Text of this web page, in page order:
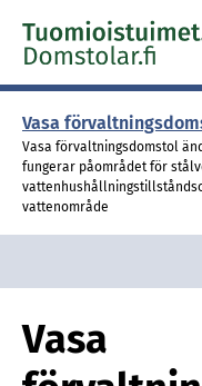
Skip to content -
Vasa
Vasa förvaltningsdomstol
fungerar påområdet för
vattenområde
Vasa